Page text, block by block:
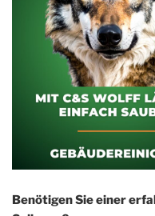
Benötigen Sie einer